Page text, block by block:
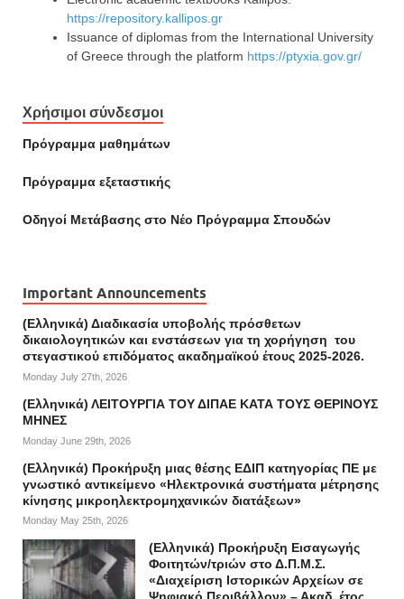
https://repository.kallipos.gr
Issuance of diplomas from the International University
of Greece through the platform https://ptyxia.gov.gr/
Χρήσιμοι σύνδεσμοι
Πρόγραμμα μαθημάτων
Πρόγραμμα εξεταστικής
Οδηγοί Mετάβασης στο Νέο Πρόγραμμα Σπουδών
Important Announcements
(Ελληνικά) Διαδικασία υποβολής πρόσθετων
δικαιολογητικών και ενστάσεων για τη χορήγηση του
στεγαστικού επιδόματος ακαδημαϊκού έτους 2025-2026.
Monday July 27th, 2026
(Ελληνικά) ΛΕΙΤΟΥΡΓΙΑ ΤΟΥ ΔΙΠΑΕ ΚΑΤΑ ΤΟΥΣ ΘΕΡΙΝΟΥΣ
ΜΗΝΕΣ
Monday June 29th, 2026
(Ελληνικά) Προκήρυξη μιας θέσης ΕΔΙΠ κατηγορίας ΠΕ με
γνωστικό αντικείμενο «Ηλεκτρονικά συστήματα μέτρησης
κίνησης μικροηλεκτρομηχανικών διατάξεων»
Monday May 25th, 2026
(Ελληνικά) Προκήρυξη Εισαγωγής
Φοιτητών/τριών στο Δ.Π.Μ.Σ.
«Διαχείριση Ιστορικών Αρχείων σε